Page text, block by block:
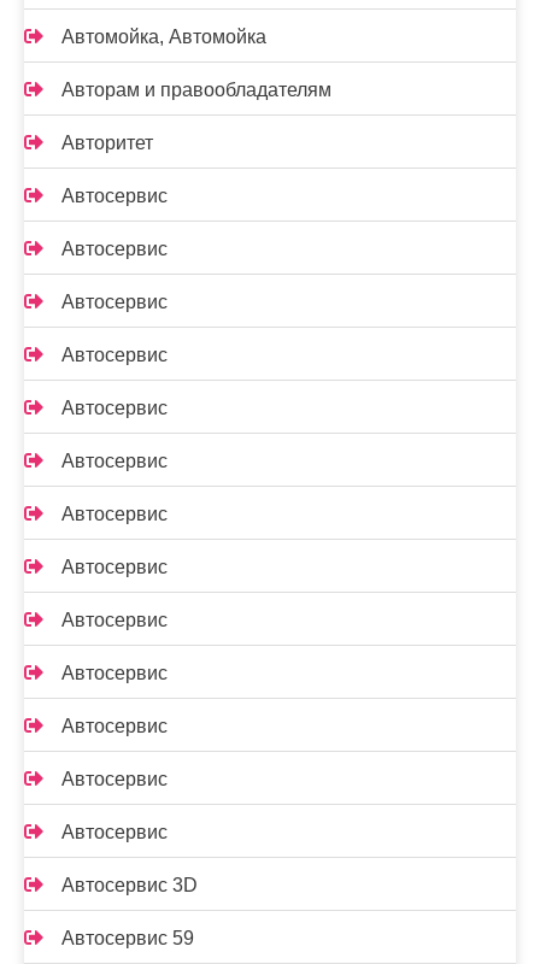
Автомойка, Автомойка
Авторам и правообладателям
Авторитет
Автосервис
Автосервис
Автосервис
Автосервис
Автосервис
Автосервис
Автосервис
Автосервис
Автосервис
Автосервис
Автосервис
Автосервис
Автосервис
Автосервис 3D
Автосервис 59